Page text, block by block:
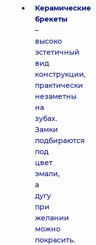
Керамические
брекеты
–
высоко
эстетичный
вид
конструкции,
практически
незаметны
на
зубах.
Замки
подбираются
под
цвет
эмали,
а
дугу
при
желании
можно
покрасить.